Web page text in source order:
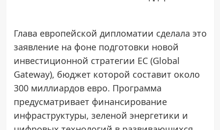
Глава европейской дипломатии сделала это
заявление на фоне подготовки новой
инвестиционной стратегии ЕС (Global
Gateway), бюджет которой составит около
300 миллиардов евро. Программа
предусматривает финансирование
инфраструктуры, зеленой энергетики и